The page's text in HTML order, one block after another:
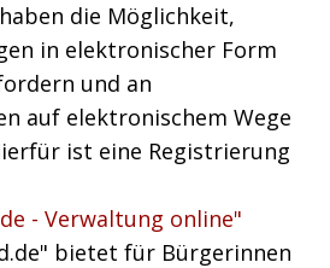
die Möglichkeit,
in elektronischer Form
und an
auf elektronischem Wege
ist eine Registrierung
- Verwaltung online"
bietet für Bürgerinnen